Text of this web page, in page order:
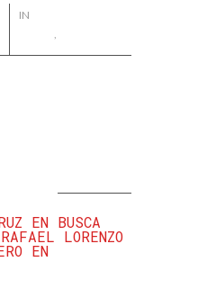
IN
,